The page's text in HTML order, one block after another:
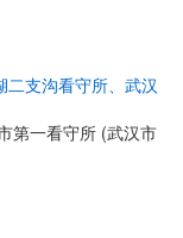
支沟看守所、武汉
第一看守所 (武汉市